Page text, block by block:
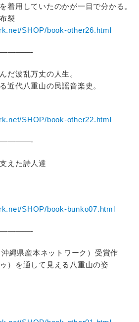
着用していたのかが一目で分かる。
裂
SHOP/book-other26.html
だ波乱万丈の人生。
近代八重山の民謡音楽史。
SHOP/book-other22.html
えた詩人達
SHOP/book-bunko07.html
縄県産本ネットワーク）受賞作
）を通して見える八重山の姿